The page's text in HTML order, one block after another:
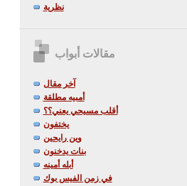
نظرية
مقالات أبواب
آخر مقال
أمبيه مطلقة
أقلب مسيحي يعني؟؟
يختفون
وين رايحين
بنات يدخنون
أبله أمينه
في زمن الفيس بوك